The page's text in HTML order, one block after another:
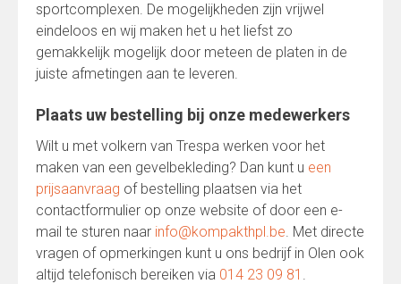
sportcomplexen. De mogelijkheden zijn vrijwel
eindeloos en wij maken het u het liefst zo
gemakkelijk mogelijk door meteen de platen in de
juiste afmetingen aan te leveren.
Plaats uw bestelling bij onze medewerkers
Wilt u met volkern van Trespa werken voor het
maken van een gevelbekleding? Dan kunt u een
prijsaanvraag of bestelling plaatsen via het
contactformulier op onze website of door een e-
mail te sturen naar info@kompakthpl.be. Met directe
vragen of opmerkingen kunt u ons bedrijf in Olen ook
altijd telefonisch bereiken via 014 23 09 81 .